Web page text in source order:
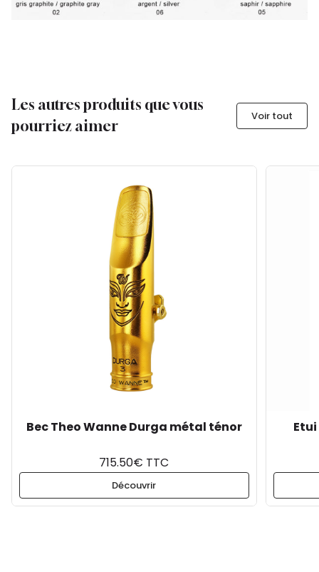
Les autres produits que vous
pourriez aimer
Voir tout
Bec Theo Wanne Durga métal ténor
715.50€ TTC
Découvrir